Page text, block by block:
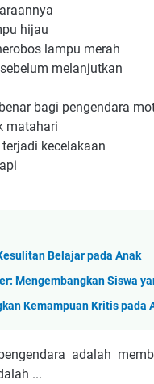
hijau
lampu merah
melanjutkan
bagi pengendara
matahari
kecelakaan
Belajar pada Anak
Mengembangkan Siswa
Kemampuan Kritis pada
adalah
...